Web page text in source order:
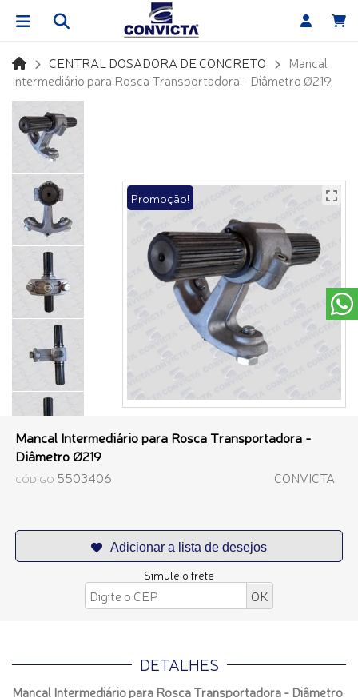
CENTRAL DOSADORA DE CONCRETO
Mancal
Intermediário para Rosca Transportadora - Diâmetro Ø219
Promoção!
Mancal Intermediário para Rosca Transportadora -
Diâmetro Ø219
CÓDIGO 5503406 CONVICTA
Simule o frete
DETALHES
Mancal Intermediário para Rosca Transportadora - Diâmetro